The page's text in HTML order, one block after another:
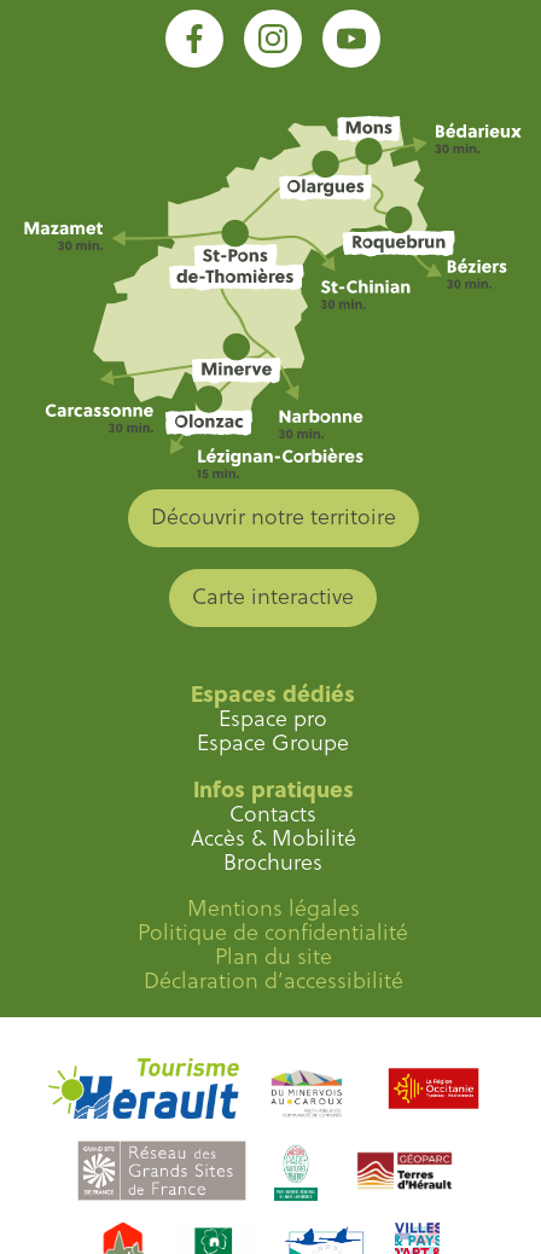
Découvrir notre territoire
Carte interactive
Espaces dédiés
Espace pro
Espace Groupe
Infos pratiques
Contacts
Accès & Mobilité
Brochures
Mentions légales
Politique de confidentialité
Plan du site
Déclaration d’accessibilité